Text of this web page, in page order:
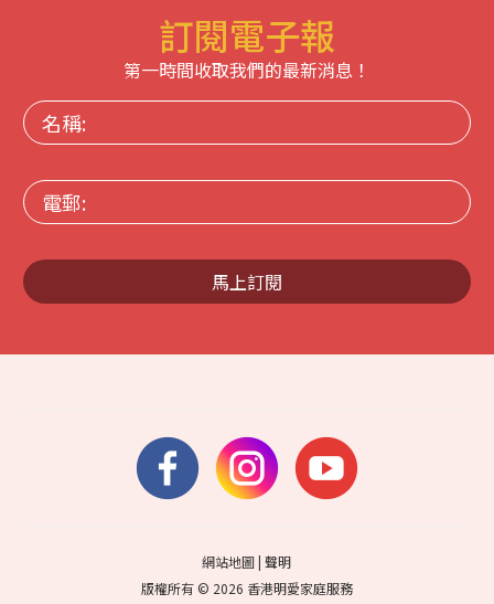
訂閱電子報
第一時間收取我們的最新消息！
名
稱:
電
郵:
馬上訂閱
網站地圖|聲明
版權所有 © 2026 香港明愛家庭服務